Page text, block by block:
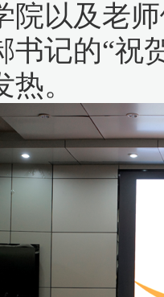
院以及老
书记的“祝
。